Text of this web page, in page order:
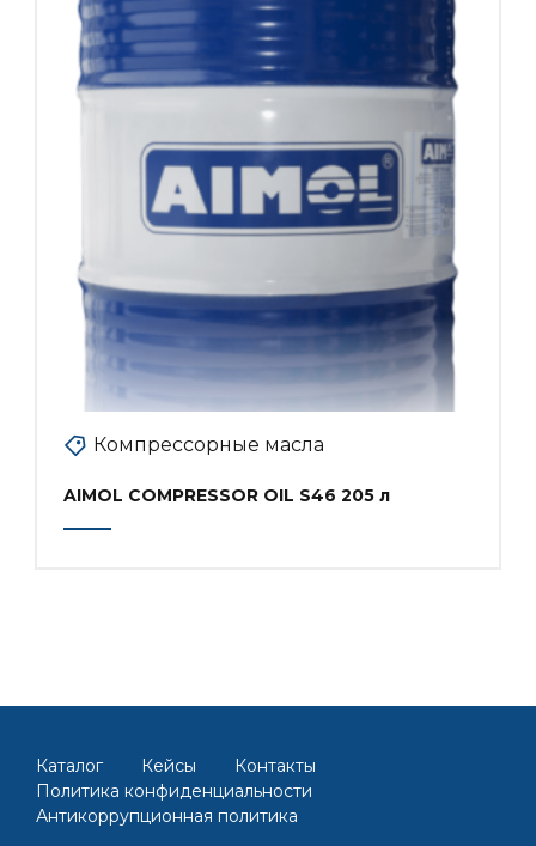
Компрессорные масла
AIMOL COMPRESSOR OIL S46 205 л
Каталог Кейсы
Контакты
Политика конфиденциальности
Антикоррупционная политика